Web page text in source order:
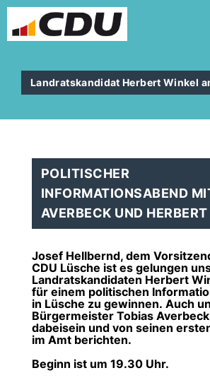
Landratskandidat Herbert Winkel
POLITISCHER
INFORMATIONSABEND
AVERBECK UND
Josef Hellbernd, dem
CDU Lüsche ist es gelungen
Landratskandidaten Herbert
für einem politischen
in Lüsche zu gewinnen. Auch
Bürgermeister Tobias Averbeck
dabeisein und von seinen
im Amt berichten.
Beginn ist um 19.30 Uhr.